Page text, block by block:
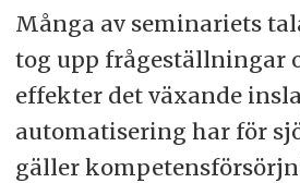
Många av seminariets
tog upp frågeställningar
effekter det växande
automatisering har för
gäller